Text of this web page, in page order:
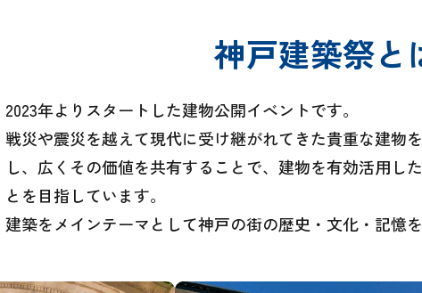
神戸建築祭と
2023年よりスタートした建物公開イベントです。
戦災や震災を越えて現代に受け継がれてきた貴重な建物
し、広くその価値を共有することで、建物を有効活用し
とを目指しています。
建築をメインテーマとして神戸の街の歴史・文化・記憶を